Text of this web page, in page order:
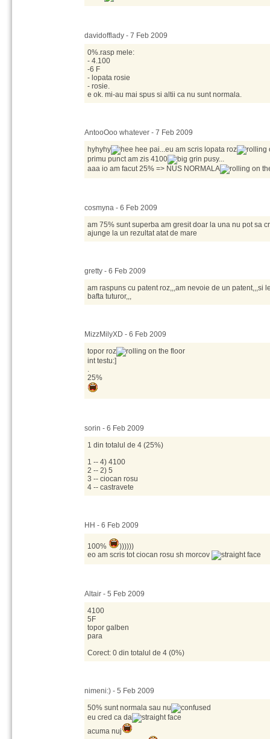
davidofflady - 7 Feb 2009
0%.rasp mele:
- 4.100
-6 F
- lopata rosie
- rosie.
e ok. mi-au mai spus si altii ca nu sunt normala.
AntooOoo whatever - 7 Feb 2009
hyhyhy
pai...eu am scris lopata roz
primu punct am zis 4100
pusy...
aaa io am facut 25% => NUS NORMALA
cosmyna - 6 Feb 2009
am 75% sunt superba am gresit doar la una nu pot sa
ajunge la un rezultat atat de mare
gretty - 6 Feb 2009
am raspuns cu patent roz,,,am nevoie de un patent,,,si
bafta tuturor,,,
MizzMilyXD - 6 Feb 2009
topor roz
int testu:]
.
25%
sorin - 6 Feb 2009
1 din totalul de 4 (25%)
1 -- 4) 4100
2 -- 2) 5
3 -- ciocan rosu
4 -- castravete
HH - 6 Feb 2009
100%
))))))
eo am scris tot ciocan rosu sh morcov
Altair - 5 Feb 2009
4100
5F
topor galben
para
Corect: 0 din totalul de 4 (0%)
nimeni:) - 5 Feb 2009
50% sunt normala sau nu
eu cred ca da
acuma nuj